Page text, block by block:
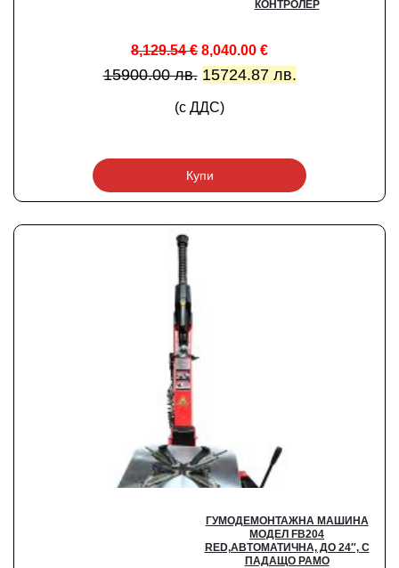
КОНТРОЛЕР
8,129.54€ 8,040.00 €
15900.00 лв. 15724.87 лв.
(с ДДС)
Купи
ГУМОДЕМОНТАЖНА МАШИНА
МОДЕЛ FB204
RED,АВТОМАТИЧНА, ДО 24″, С
ПАДАЩО РАМО